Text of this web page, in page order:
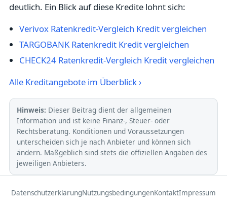
deutlich. Ein Blick auf diese Kredite lohnt sich:
Verivox Ratenkredit-Vergleich Kredit vergleichen
TARGOBANK Ratenkredit Kredit vergleichen
CHECK24 Ratenkredit-Vergleich Kredit vergleichen
Alle Kreditangebote im Überblick ›
Hinweis: Dieser Beitrag dient der allgemeinen
Information und ist keine Finanz-, Steuer- oder
Rechtsberatung. Konditionen und Voraussetzungen
unterscheiden sich je nach Anbieter und können sich
ändern. Maßgeblich sind stets die offiziellen Angaben des
jeweiligen Anbieters.
DatenschutzerklärungNutzungsbedingungenKontaktImpressum